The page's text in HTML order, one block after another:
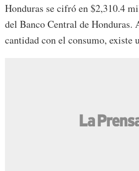
Honduras se cifró en $2,310.4
del Banco Central de Honduras.
cantidad con el consumo, existe